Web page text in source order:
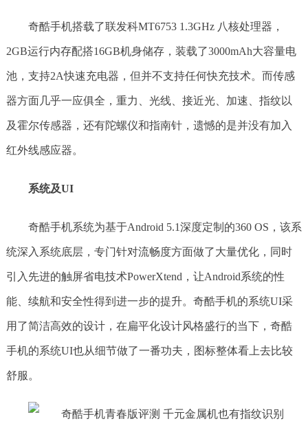
奇酷手机搭载了联发科MT6753 1.3GHz 八核处理器，
2GB运行内存配搭16GB机身储存，装载了3000mAh大容量电
池，支持2A快速充电器，但并不支持任何快充技术。而传感
器方面几乎一应俱全，重力、光线、接近光、加速、指纹以
及霍尔传感器，还有陀螺仪和指南针，遗憾的是并没有加入
红外线感应器。
系统及UI
奇酷手机系统为基于Android 5.1深度定制的360 OS，该系
统深入系统底层，专门针对流畅度方面做了大量优化，同时
引入先进的触屏省电技术PowerXtend，让Android系统的性
能、续航和安全性得到进一步的提升。奇酷手机的系统UI采
用了简洁高效的设计，在扁平化设计风格盛行的当下，奇酷
手机的系统UI也从细节做了一番功夫，图标整体看上去比较
舒服。